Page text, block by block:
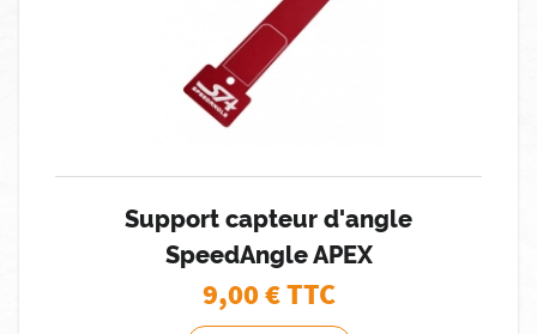
Support capteur d'angle
SpeedAngle APEX
9,00€ TTC